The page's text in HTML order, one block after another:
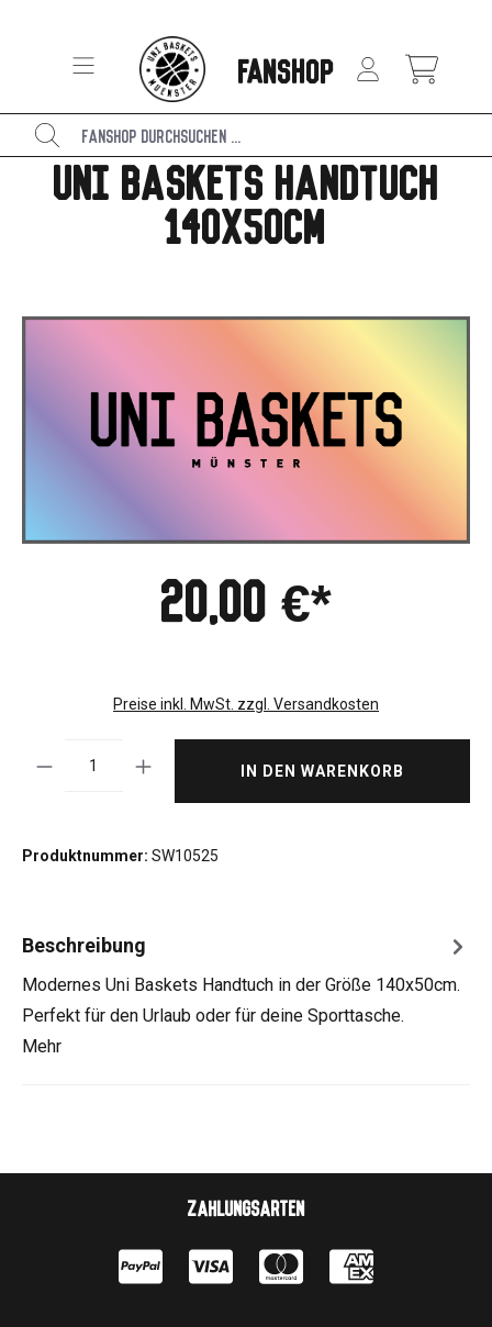
FANSHOP
Uni Baskets Handtuch
140x50cm
Bildergalerie überspringen
20,00 €*
Preise inkl. MwSt. zzgl. Versandkosten
Produkt Anzahl: Gib den gewünschten
IN DEN WARENKORB
Produktnummer: SW10525
Beschreibung
Modernes Uni Baskets Handtuch in der Größe 140x50cm.
Perfekt für den Urlaub oder für deine Sporttasche.
Mehr
Zahlungsarten